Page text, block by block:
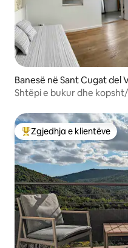
Banesë në Sant Cugat del
Shtëpi e bukur dhe
Më të mirat e zgjedhjeve të
Zgjedhja e klientëve